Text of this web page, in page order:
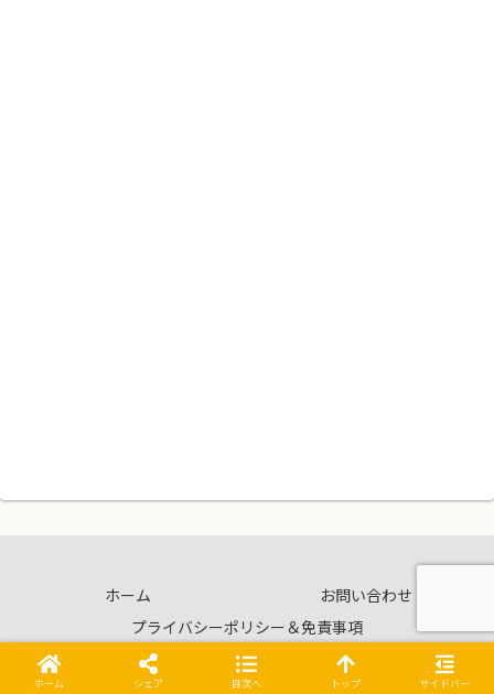
ホーム
お問い合わせ
プライバシーポリシー＆免責事項
© 2021 ひつじのそらごと.
ホーム シェア 目次へ トップ サイドバー